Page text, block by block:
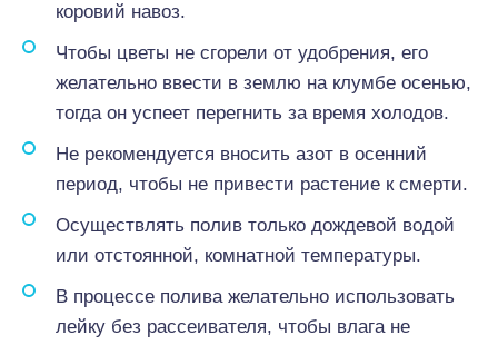
коровий навоз.
Чтобы цветы не сгорели от удобрения, его
желательно ввести в землю на клумбе осенью,
тогда он успеет перегнить за время холодов.
Не рекомендуется вносить азот в осенний
период, чтобы не привести растение к смерти.
Осуществлять полив только дождевой водой
или отстоянной, комнатной температуры.
В процессе полива желательно использовать
лейку без рассеивателя, чтобы влага не